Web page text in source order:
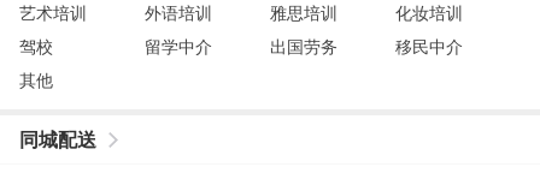
艺术培训
外语培训 雅思培训
化妆培训
驾校
留学中介 出国劳务
移民中介
其他
同城配送